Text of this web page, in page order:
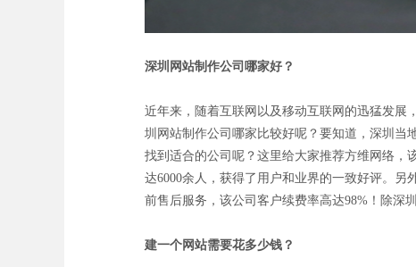
深圳网站制作公司哪家好 ？
近年来，随着互联网以及移动互联网的迅猛发展
圳网站制作公司哪家比较好呢？要知道，深圳当
找到适合的公司呢？这里给大家推荐方维网络，
达6000余人，获得了用户和业界的一致好评。
前售后服务，该公司客户续费率高达98%！除深
建一个网站需要花多少钱？